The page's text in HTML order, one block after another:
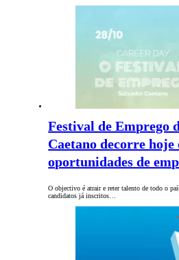
Festival de Emprego
Caetano decorre hoje
oportunidades de
O objectivo é atrair e reter talento de todo o
candidatos já inscritos…